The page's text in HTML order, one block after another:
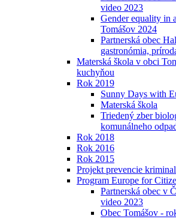
video 2023
Gender equality in
Tomášov 2024
Partnerská obec
gastronómia,
Materská škola v obci
kuchyňou
Rok 2019
Sunny Days with
Materská škola
Triedený zber
komunálneho
Rok 2018
Rok 2016
Rok 2015
Projekt prevencie
Program Europe for
Partnerská obec v
video 2023
Obec Tomášov -